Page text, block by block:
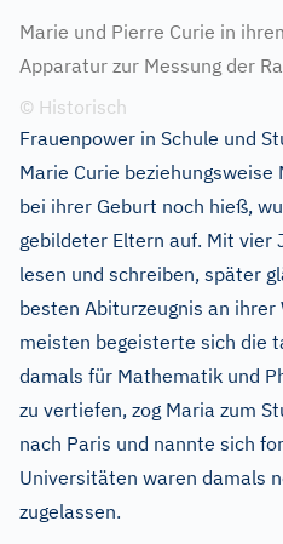
Marie und Pierre Curie in
Apparatur zur Messung der
© Historisch
Frauenpower in Schule und
Marie Curie beziehungsweise
bei ihrer Geburt noch hieß,
gebildeter Eltern auf. Mit vier
lesen und schreiben, später
besten Abiturzeugnis an ihrer
meisten begeisterte sich die
damals für Mathematik und
zu vertiefen, zog Maria zum
nach Paris und nannte sich
Universitäten waren damals
zugelassen.